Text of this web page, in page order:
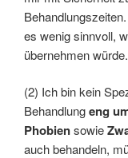
es wenig sinnvoll,
übernehmen würde.
(2) Ich bin kein
Behandlungeng
Phobiensowie
auch behandeln,